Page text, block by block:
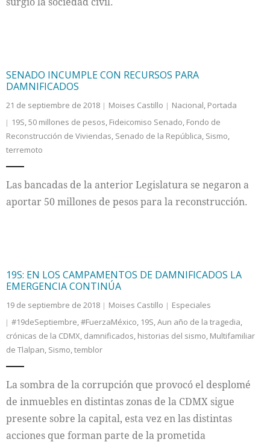
SENADO INCUMPLE CON RECURSOS PARA
DAMNIFICADOS
21 de septiembre de 2018 Moises Castillo Nacional, Portada
19S,50 millones de pesos, Fideicomiso Senado, Fondo de
Reconstrucción de Viviendas, Senado de la República, Sismo,
terremoto
Las bancadas de la anterior Legislatura se negaron a
aportar 50 millones de pesos para la reconstrucción.
19S: EN LOS CAMPAMENTOS DE DAMNIFICADOS LA
EMERGENCIA CONTINÚA
19 de septiembre de 2018 Moises Castillo
Especiales
#19deSeptiembre,#FuerzaMéxico, 19S,Aun año de la tragedia,
crónicas de la CDMX, damnificados, historias del sismo, Multifamiliar
de Tlalpan, Sismo,temblor
La sombra de la corrupción que provocó el desplomé
de inmuebles en distintas zonas de la CDMX sigue
presente sobre la capital, esta vez en las distintas
acciones que forman parte de la prometida